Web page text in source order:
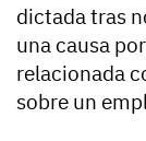
dictada tras
una causa
relacionada
sobre un